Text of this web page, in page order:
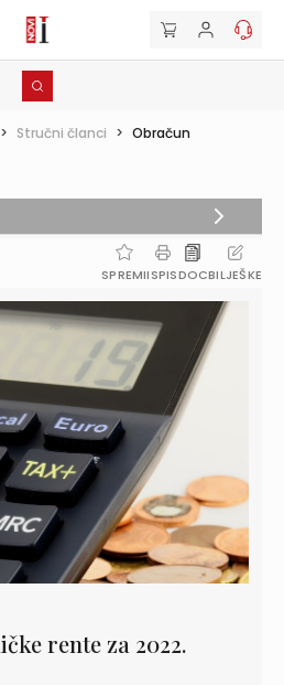
> Stručni članci > Obračun
SPREMIISPISDOCBILJEŠKE
rente za 2022.